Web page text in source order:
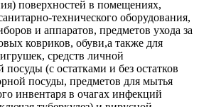
поверхностей в помещениях,
технического оборудования,
и аппаратов, предметов ухода за
ковриков, обуви,а также для
средств личной
посуды (с остатками и без остатков
посуды, предметов для мытья
инвентаря в очагах инфекций